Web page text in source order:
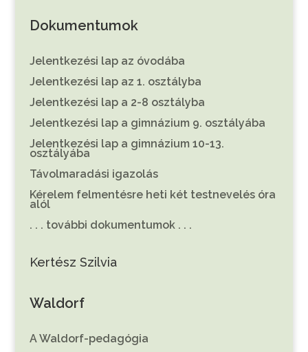
Dokumentumok
Jelentkezési lap az óvodába
Jelentkezési lap az 1. osztályba
Jelentkezési lap a 2-8 osztályba
Jelentkezési lap a gimnázium 9. osztályába
Jelentkezési lap a gimnázium 10-13.
osztályába
Távolmaradási igazolás
Kérelem felmentésre heti két testnevelés óra
alól
. . . további dokumentumok . . .
Kertész Szilvia
Waldorf
A Waldorf-pedagógia